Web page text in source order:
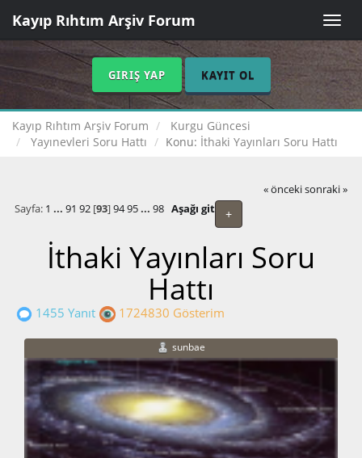
Toggle
Kayıp Rıhtım Arşiv Forum
GIRIŞ YAP KAYIT OL
Kayıp Rıhtım Arşiv Forum
Kurgu Güncesi
Yayınevleri Soru Hattı
Konu: İthaki Yayınları Soru Hattı
« önceki sonraki »
+
Sayfa: 1 ... 91 92[93]94 95 ... 98 Aşağı git
İthaki Yayınları Soru
Hattı
1455 Yanıt 1724830 Gösterim
sunbae